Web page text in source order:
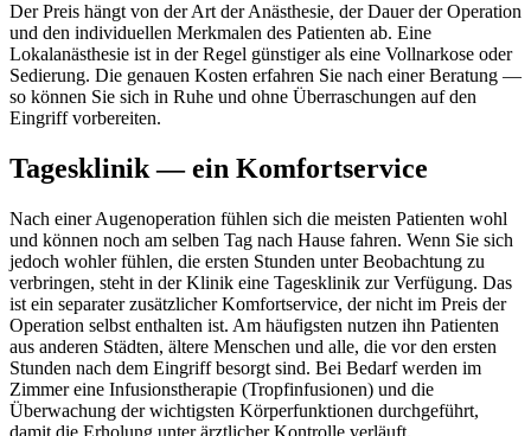
Der Preis hängt von der Art der Anästhesie, der Dauer der Operation
und den individuellen Merkmalen des Patienten ab. Eine
Lokalanästhesie ist in der Regel günstiger als eine Vollnarkose oder
Sedierung. Die genauen Kosten erfahren Sie nach einer Beratung —
so können Sie sich in Ruhe und ohne Überraschungen auf den
Eingriff vorbereiten.
Tagesklinik — ein Komfortservice
Nach einer Augenoperation fühlen sich die meisten Patienten wohl
und können noch am selben Tag nach Hause fahren. Wenn Sie sich
jedoch wohler fühlen, die ersten Stunden unter Beobachtung zu
verbringen, steht in der Klinik eine Tagesklinik zur Verfügung. Das
ist ein separater zusätzlicher Komfortservice, der nicht im Preis der
Operation selbst enthalten ist. Am häufigsten nutzen ihn Patienten
aus anderen Städten, ältere Menschen und alle, die vor den ersten
Stunden nach dem Eingriff besorgt sind. Bei Bedarf werden im
Zimmer eine Infusionstherapie (Tropfinfusionen) und die
Überwachung der wichtigsten Körperfunktionen durchgeführt,
damit die Erholung unter ärztlicher Kontrolle verläuft.